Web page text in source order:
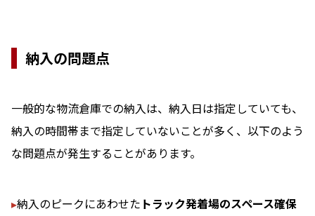
納入の問題点
一般的な物流倉庫での納入は、納入日は指定していても、
納入の時間帯まで指定していないことが多く、以下のよう
な問題点が発生することがあります。
▸納入のピークにあわせた トラック発着場のスペース確保